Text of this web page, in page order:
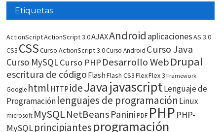
Etiquetas
ActionScriptActionScript 3.0AJAXAndroid aplicacionesAS 3.0
CS3 CSSCurso ActionScript 3.0Curso Android Curso Java
Curso MySQLCurso PHP Desarrollo WebDrupal
escritura de código FlashFlash CS3FlexFlex 3 Framework
Google html HTTP ideJavajavascriptLenguaje de
Programaciónlenguajes de programación Linux
microsoft MySQLNetBeans Panini PDF PHP PHP-
MySQLprincipiantesprogramación